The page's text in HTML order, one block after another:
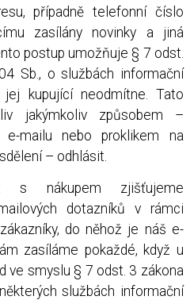
případně telefonní číslo
zasílány novinky a jiná
postup umožňuje § 7 odst.
Sb., o službách informační
jej kupující neodmítne. Tato
jakýmkoliv způsobem –
e-mailu nebo proklikem na
– odhlásit.
s nákupem zjišťujeme
dotazníků v rámci
do něhož je náš e-
zasíláme pokaždé, když u
ve smyslu § 7 odst. 3 zákona
službách informační